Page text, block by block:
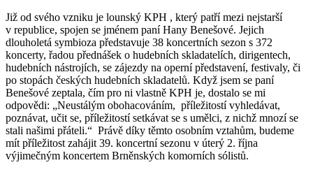
Již od svého vzniku je lounský KPH , který patří mezi nejstarší
v republice, spojen se jménem paní Hany Benešové. Jejich
dlouholetá symbioza představuje 38 koncertních sezon s 372
koncerty, řadou přednášek o hudebních skladatelích, dirigentech,
hudebních nástrojích, se zájezdy na operní představení, festivaly, či
po stopách českých hudebních skladatelů. Když jsem se paní
Benešové zeptala, čím pro ni vlastně KPH je, dostalo se mi
odpovědi: „Neustálým obohacováním, příležitostí vyhledávat,
poznávat, učit se, příležitostí setkávat se s umělci, z nichž mnozí se
stali našimi přáteli.“ Právě díky těmto osobním vztahům, budeme
mít příležitost zahájit 39. koncertní sezonu v úterý 2. října
výjimečným koncertem Brněnských komorních sólistů.